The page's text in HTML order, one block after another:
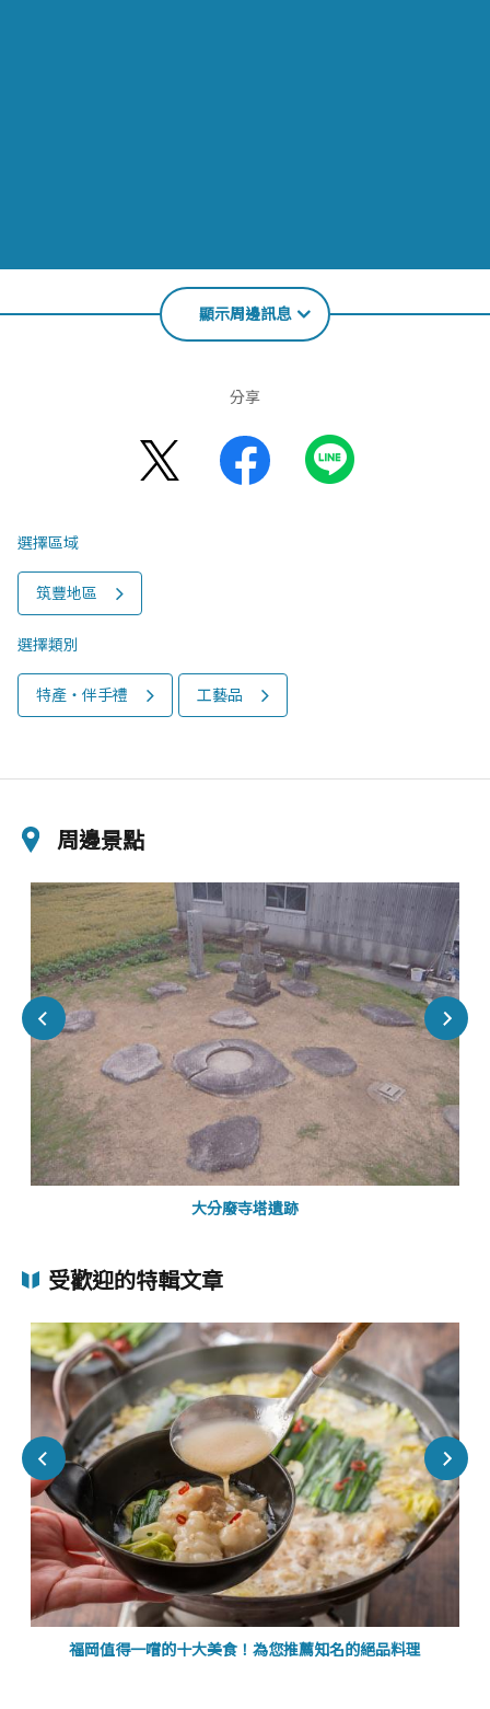
顯示周邊訊息
分享
選擇區域
筑豐地區
選擇類別
特產‧伴手禮 工藝品
周邊景點
大分廢寺塔遺跡
受歡迎的特輯文章
福岡值得一嚐的十大美食！為您推薦知名的絕品料理